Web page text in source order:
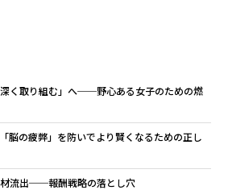
深く取り組む」へ──野心ある女子のための燃
脳の疲弊」を防いでより賢くなるための正し
流出──報酬戦略の落とし穴